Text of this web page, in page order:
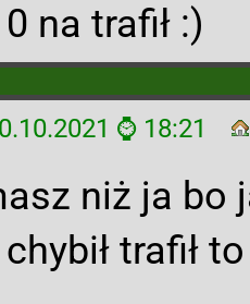
na trafił :)
⌚ 18:21
niż ja bo
trafił